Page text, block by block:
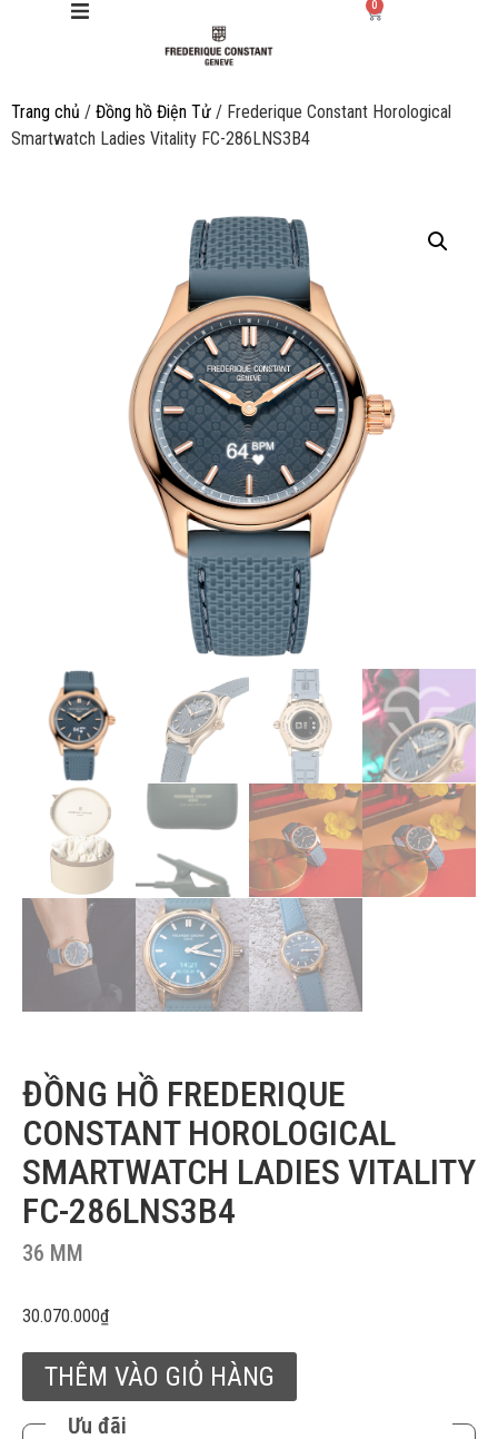
Giới thiệu
0
Trang chủ / Đồng hồ Điện Tử / Frederique Constant Horological
Smartwatch Ladies Vitality FC-286LNS3B4
ĐỒNG HỒ FREDERIQUE
CONSTANT HOROLOGICAL
SMARTWATCH LADIES VITALITY
FC-286LNS3B4
36 MM
30.070.000₫
THÊM VÀO GIỎ HÀNG
Ưu đãi